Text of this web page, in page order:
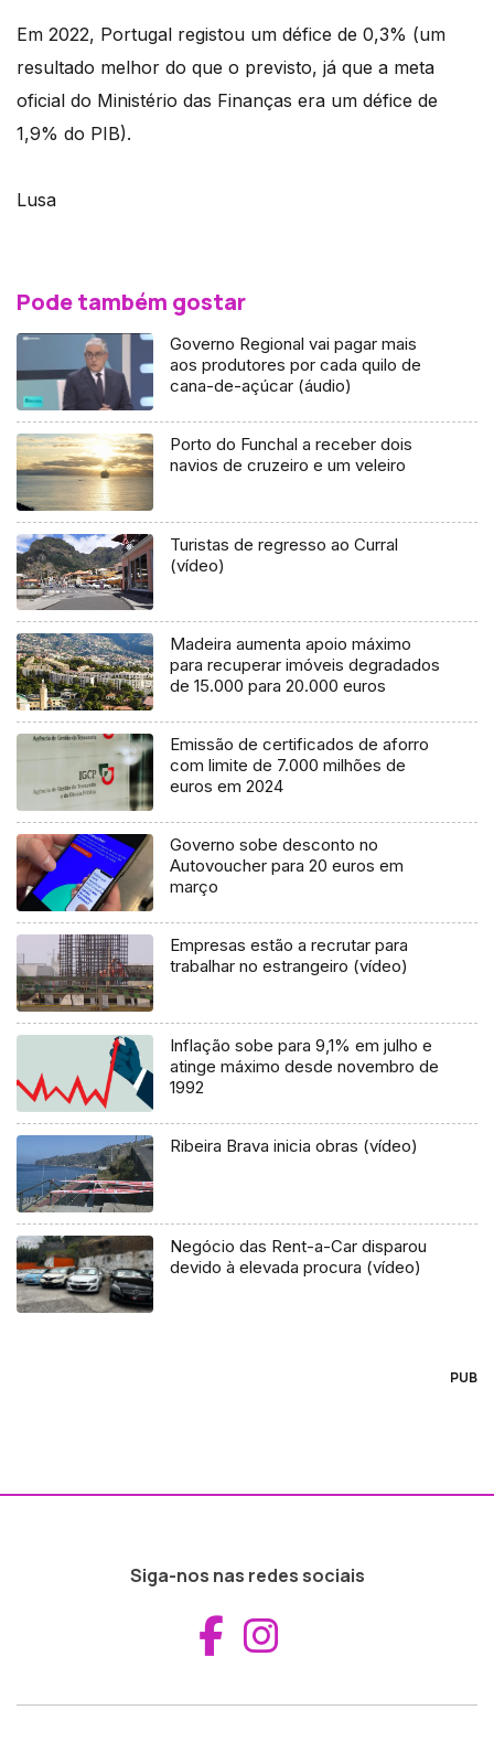
Em 2022, Portugal registou um défice de 0,3% (um
resultado melhor do que o previsto, já que a meta
oficial do Ministério das Finanças era um défice de
1,9% do PIB).
Lusa
Pode também gostar
Governo Regional vai pagar mais
aos produtores por cada quilo de
cana-de-açúcar (áudio)
Porto do Funchal a receber dois
navios de cruzeiro e um veleiro
Turistas de regresso ao Curral
(vídeo)
Madeira aumenta apoio máximo
para recuperar imóveis degradados
de 15.000 para 20.000 euros
Emissão de certificados de aforro
com limite de 7.000 milhões de
euros em 2024
Governo sobe desconto no
Autovoucher para 20 euros em
março
Empresas estão a recrutar para
trabalhar no estrangeiro (vídeo)
Inflação sobe para 9,1% em julho e
atinge máximo desde novembro de
1992
Ribeira Brava inicia obras (vídeo)
Negócio das Rent-a-Car disparou
devido à elevada procura (vídeo)
PUB
Siga-nos nas redes sociais
Aceder ao